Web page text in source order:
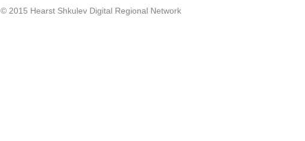
© 2015 Hearst Shkulev Digital Regional Network